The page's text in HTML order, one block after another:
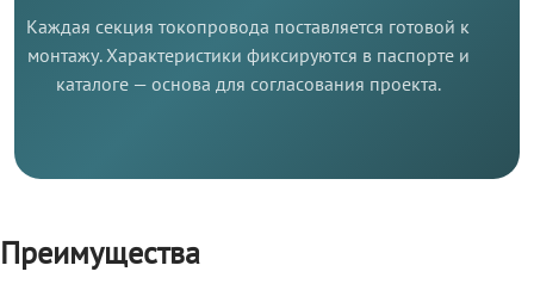
Каждая секция токопровода поставляется готовой к
монтажу. Характеристики фиксируются в паспорте и
каталоге — основа для согласования проекта.
Преимущества